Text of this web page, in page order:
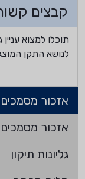
קבצים
תוכלו למצוא
לנושא התקן
אזכור
אזכור מסמכים
גליונות תיקון